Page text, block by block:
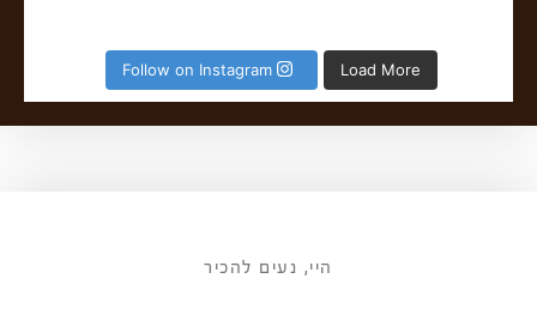
Load More
Follow on Instagram
היי, נעים להכיר